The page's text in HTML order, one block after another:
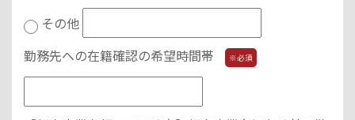
その他
勤務先への在籍確認の希望時間帯
※必須